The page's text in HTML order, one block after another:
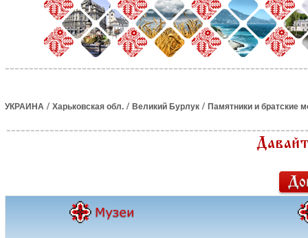
УКРАИНА / Харьковская обл. / Великий Бурлук / Памятники и братские